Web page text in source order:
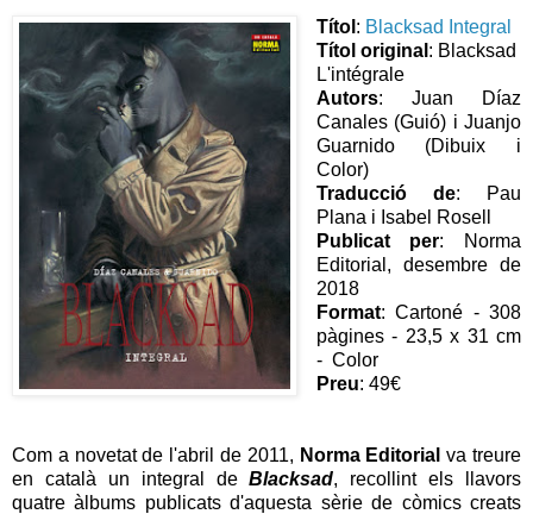
Títol : Blacksad Integral
Títol original : Blacksad
L'intégrale
Autors: Juan Díaz
Canales (Guió) i Juanjo
Guarnido (Dibuix i
Color)
Traducció de: Pau
Plana i Isabel Rosell
Publicat per: Norma
Editorial, desembre de
2018
Format: Cartoné - 308
pàgines - 23,5 x 31 cm
- Color
Preu: 49€
Com a novetat de l'abril de 2011, Norma Editorial va treure
en català un integral deBlacksad, recollint els llavors
quatre àlbums publicats d'aquesta sèrie de còmics creats